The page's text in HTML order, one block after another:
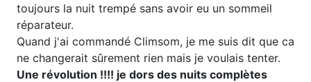
toujours la nuit trempé sans avoir eu un sommeil
réparateur.
Quand j'ai commandé Climsom, je me suis dit que ca
ne changerait sûrement rien mais je voulais tenter.
Une révolution !!!! je dors des nuits complètes